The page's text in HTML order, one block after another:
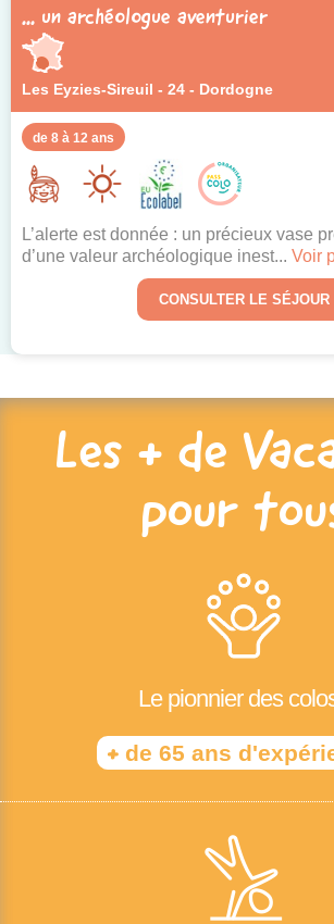
... un archéologue aventurier
Les Eyzies-Sireuil - 24 - Dordogne
de 8 à 12 ans
L’alerte est donnée : un précieux vase
d’une valeur archéologique inest... Voir
CONSULTER LE SÉJOUR
Les + de
pour
Le pionnier des
+ de 65 ans